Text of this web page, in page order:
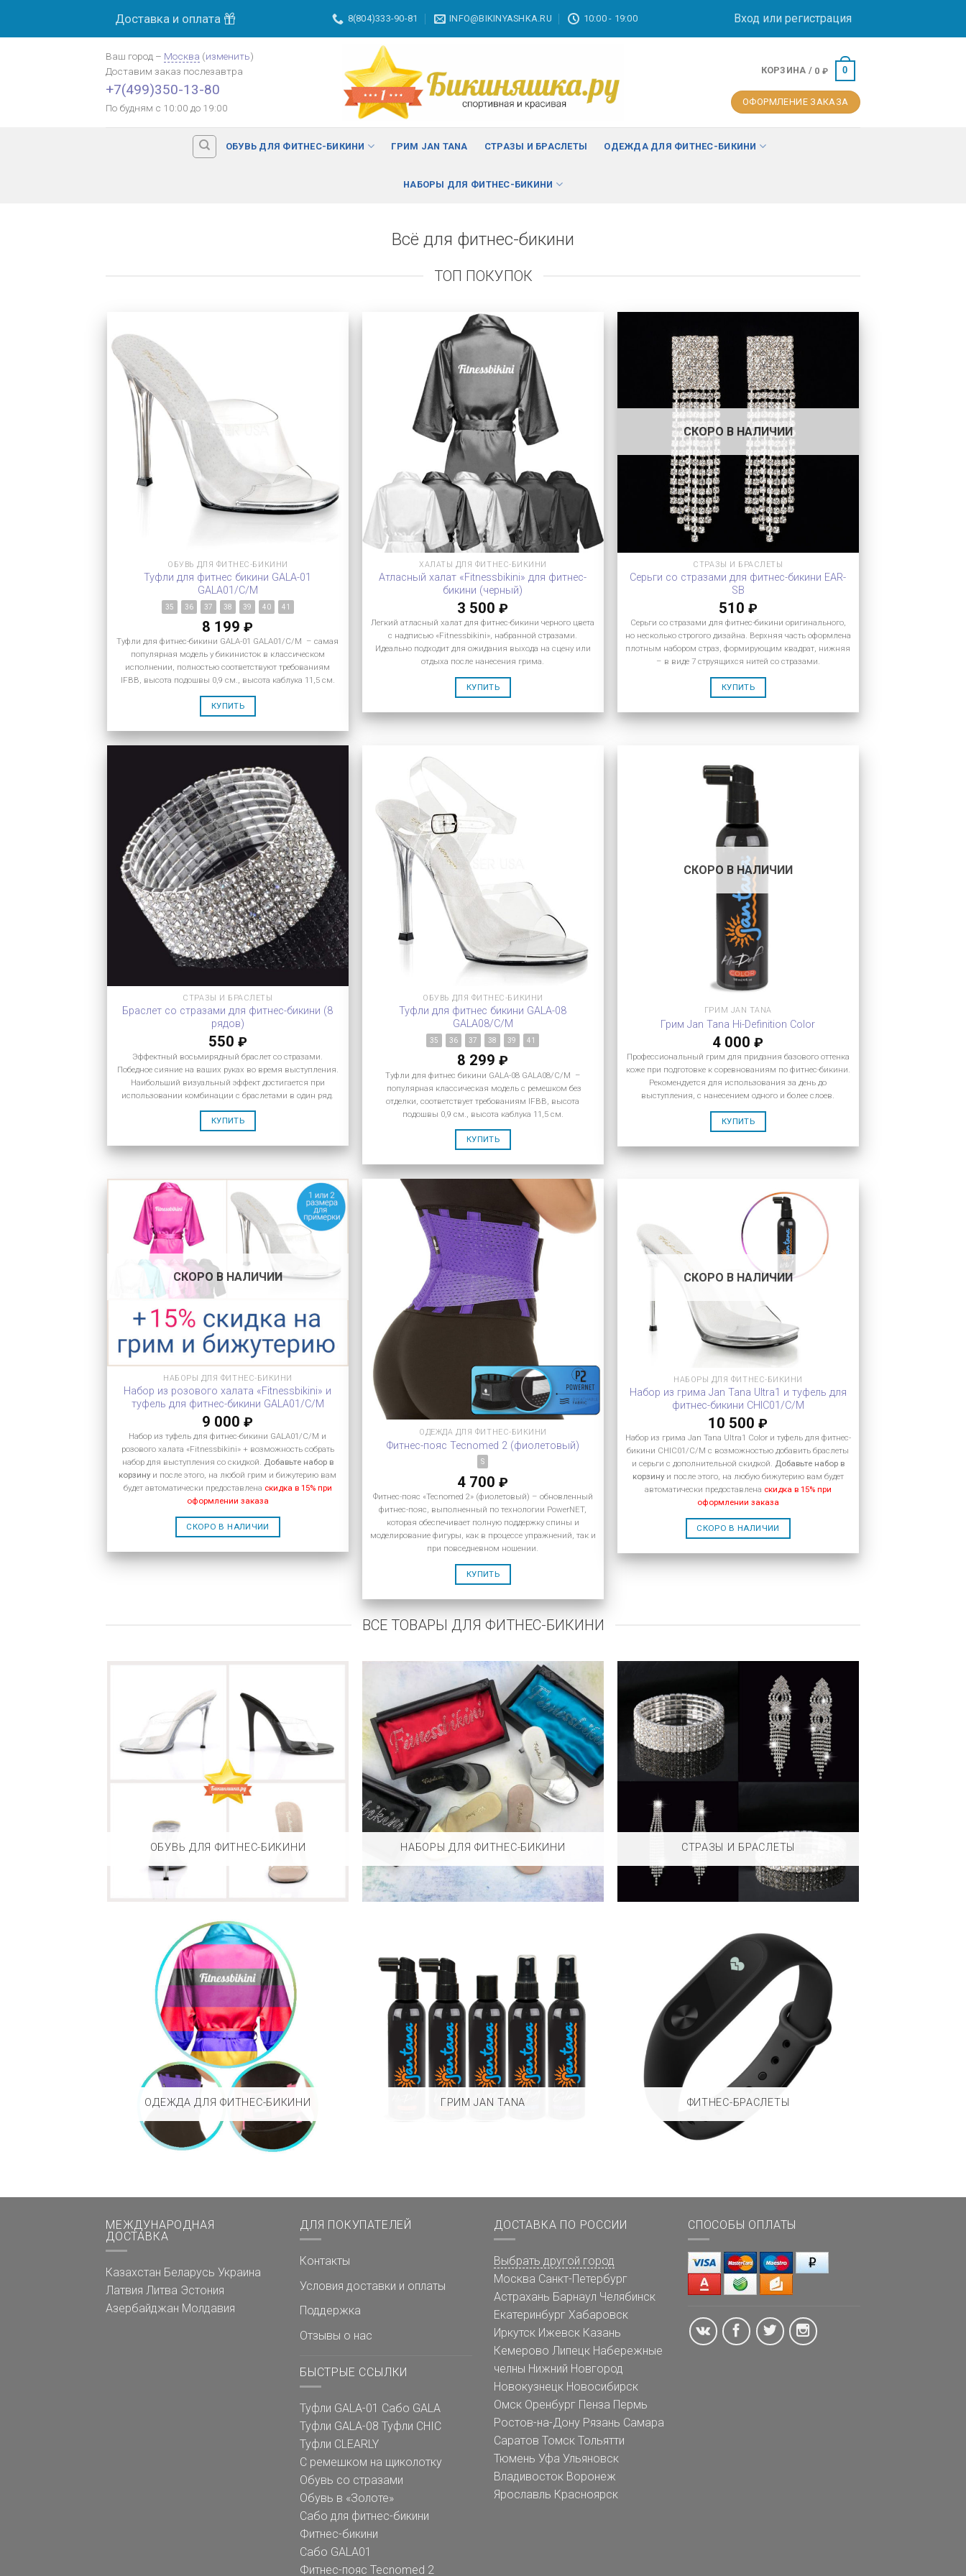
Доставка и оплата 8(804)333-90-81 INFO@BIKINYASHKA.RU 10:00 - 19:00 Вход или регистрация
Ваш город – Москва (изменить)
Доставим заказ послезавтра
+7(499)350-13-80
По будням с 10:00 до 19:00
КОРЗИНА / 0 ₽ 0
ОФОРМЛЕНИЕ ЗАКАЗА
ОБУВЬ ДЛЯ ФИТНЕС-БИКИНИ ГРИМ JAN TANA СТРАЗЫ И БРАСЛЕТЫ ОДЕЖДА ДЛЯ ФИТНЕС-БИКИНИ
НАБОРЫ ДЛЯ ФИТНЕС-БИКИНИ
Всё для фитнес-бикини
ТОП ПОКУПОК
ОБУВЬ ДЛЯ ФИТНЕС-БИКИНИ
Туфли для фитнес бикини GALA-01
GALA01/C/M
35 36 37 38 39 40 41
8 199₽
Туфли для фитнес-бикини GALA-01 GALA01/C/M – самая
популярная модель у бикинисток в классическом
исполнении, полностью соответствуют требованиям
IFBB, высота подошвы 0,9 см., высота каблука 11,5 см.
КУПИТЬ
ХАЛАТЫ ДЛЯ ФИТНЕС-БИКИНИ
Атласный халат «Fitnessbikini» для фитнес-
бикини (черный)
3 500₽
Легкий атласный халат для фитнес-бикини черного цвета
с надписью «Fitnessbikini», набранной стразами.
Идеально подходит для ожидания выхода на сцену или
отдыха после нанесения грима.
КУПИТЬ
СКОРО В НАЛИЧИИ
СТРАЗЫ И БРАСЛЕТЫ
Серьги со стразами для фитнес-бикини EAR-
SB
510 ₽
Серьги со стразами для фитнес-бикини оригинального,
но несколько строгого дизайна. Верхняя часть оформлена
плотным набором страз, формирующим квадрат, нижняя
– в виде 7 струящихся нитей со стразами.
КУПИТЬ
СТРАЗЫ И БРАСЛЕТЫ
Браслет со стразами для фитнес-бикини (8
рядов)
550 ₽
Эффектный восьмирядный браслет со стразами.
Победное сияние на ваших руках во время выступления.
Наибольший визуальный эффект достигается при
использовании комбинации с браслетами в один ряд.
КУПИТЬ
ОБУВЬ ДЛЯ ФИТНЕС-БИКИНИ
Туфли для фитнес бикини GALA-08
GALA08/C/M
35 36 37 38 39 41
8 299₽
Туфли для фитнес бикини GALA-08 GALA08/C/M –
популярная классическая модель с ремешком без
отделки, соответствует требованиям IFBB, высота
подошвы 0,9 см., высота каблука 11,5 см.
КУПИТЬ
СКОРО В НАЛИЧИИ
ГРИМ JAN TANA
Грим Jan Tana Hi-Definition Color
4 000₽
Профессиональный грим для придания базового оттенка
коже при подготовке к соревнованиям по фитнес-бикини.
Рекомендуется для использования за день до
выступления, с нанесением одного и более слоев.
КУПИТЬ
СКОРО В НАЛИЧИИ
НАБОРЫ ДЛЯ ФИТНЕС-БИКИНИ
Набор из розового халата «Fitnessbikini» и
туфель для фитнес-бикини GALA01/C/M
9 000₽
Набор из туфель для фитнес-бикини GALA01/C/M и
розового халата «Fitnessbikini» + возможность собрать
набор для выступления со скидкой. Добавьте набор в
корзину и после этого, на любой грим и бижутерию вам
будет автоматически предоставлена скидка в 15% при
оформлении заказа
СКОРО В НАЛИЧИИ
ОДЕЖДА ДЛЯ ФИТНЕС-БИКИНИ
Фитнес-пояс Tecnomed 2 (фиолетовый)
S
4 700₽
Фитнес-пояс «Tecnomed 2» (фиолетовый) – обновленный
фитнес-пояс, выполненный по технологии PowerNET,
которая обеспечивает полную поддержку спины и
моделирование фигуры, как в процессе упражнений, так и
при повседневном ношении.
КУПИТЬ
СКОРО В НАЛИЧИИ
НАБОРЫ ДЛЯ ФИТНЕС-БИКИНИ
Набор из грима Jan Tana Ultra1 и туфель для
фитнес-бикини CHIC01/C/M
10 500₽
Набор из грима Jan Tana Ultra1 Color и туфель для фитнес-
бикини CHIC01/C/M с возможностью добавить браслеты
и серьги с дополнительной скидкой. Добавьте набор в
корзинуи после этого, на любую бижутерию вам будет
автоматически предоставлена скидка в 15% при
оформлении заказа
СКОРО В НАЛИЧИИ
ВСЕ ТОВАРЫ ДЛЯ ФИТНЕС-БИКИНИ
ОБУВЬ ДЛЯ ФИТНЕС-БИКИНИ НАБОРЫ ДЛЯ ФИТНЕС-БИКИНИ СТРАЗЫ И БРАСЛЕТЫ
ОДЕЖДА ДЛЯ ФИТНЕС-БИКИНИ ГРИМ JAN TANA ФИТНЕС-БРАСЛЕТЫ
МЕЖДУНАРОДНАЯ
ДОСТАВКА
Казахстан Беларусь Украина
Латвия Литва Эстония
Азербайджан Молдавия
ДЛЯ ПОКУПАТЕЛЕЙ
Контакты
Условия доставки и оплаты
Поддержка
Отзывы о нас
БЫСТРЫЕ ССЫЛКИ
Туфли GALA-01 Сабо GALA
Туфли GALA-08 Туфли CHIC
Туфли CLEARLY
С ремешком на щиколотку
Обувь со стразами
Обувь в «Золоте»
Сабо для фитнес-бикини
Фитнес-бикини
Сабо GALA01
Фитнес-пояс Tecnomed 2
ДОСТАВКА ПО РОССИИ
Выбрать другой город
Москва Санкт-Петербург
Астрахань Барнаул Челябинск
Екатеринбург Хабаровск
Иркутск Ижевск Казань
Кемерово Липецк Набережные
челны Нижний Новгород
Новокузнецк Новосибирск
Омск Оренбург Пенза Пермь
Ростов-на-Дону Рязань Самара
Саратов Томск Тольятти
Тюмень Уфа Ульяновск
Владивосток Воронеж
Ярославль Красноярск
СПОСОБЫ ОПЛАТЫ